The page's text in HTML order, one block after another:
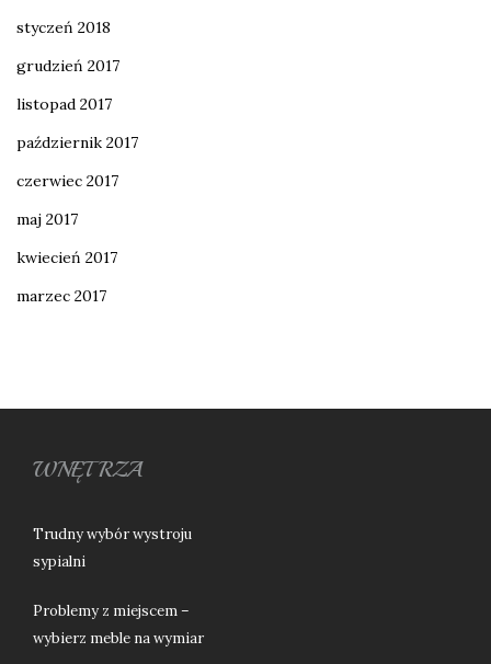
styczeń 2018
grudzień 2017
listopad 2017
październik 2017
czerwiec 2017
maj 2017
kwiecień 2017
marzec 2017
WNĘTRZA
Trudny wybór wystroju
sypialni
Problemy z miejscem –
wybierz meble na wymiar